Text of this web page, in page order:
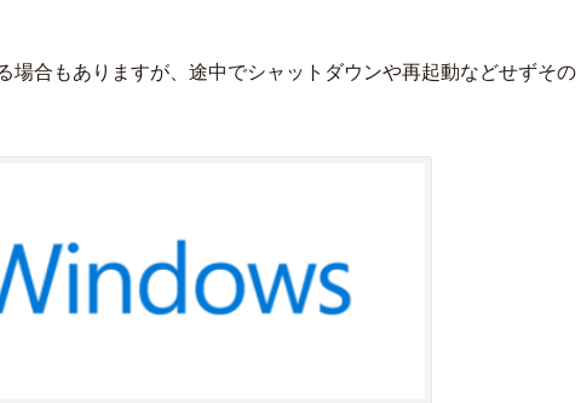
場合もありますが、途中でシャットダウンや再起動などせずその